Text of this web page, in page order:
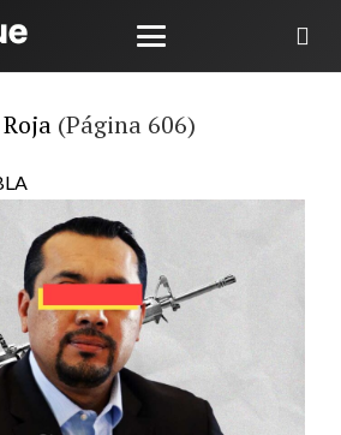
(Página 606)